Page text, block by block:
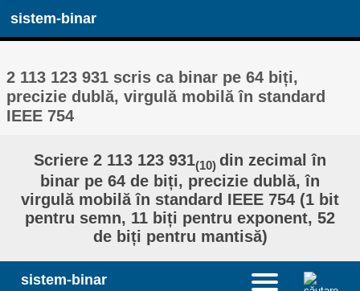
sistem-binar
2 113 123 931 scris ca binar pe 64 biți,
precizie dublă, virgulă mobilă în standard
IEEE 754
Scriere 2 113 123 931(10) din zecimal în
binar pe 64 de biți, precizie dublă, în
virgulă mobilă în standard IEEE 754 (1 bit
pentru semn, 11 biți pentru exponent, 52
de biți pentru mantisă)
sistem-binar